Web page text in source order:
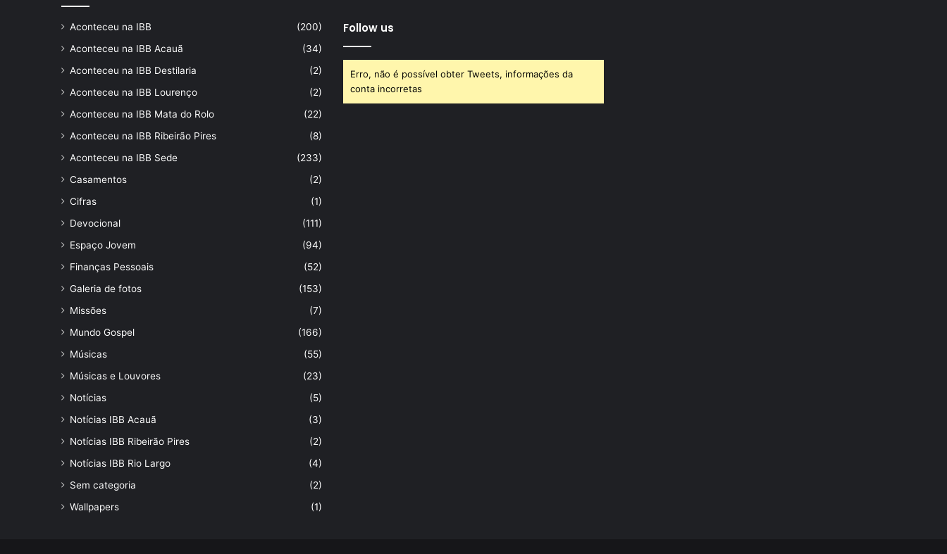
Aconteceu na IBB
(200)
Aconteceu na IBB Acauã
(34)
Aconteceu na IBB Destilaria
(2)
Aconteceu na IBB Lourenço
(2)
Aconteceu na IBB Mata do Rolo
(22)
Aconteceu na IBB Ribeirão Pires
(8)
Aconteceu na IBB Sede
(233)
Casamentos
(2)
Cifras
(1)
Devocional
(111)
Espaço Jovem
(94)
Finanças Pessoais
(52)
Galeria de fotos
(153)
Missões
(7)
Mundo Gospel
(166)
Músicas
(55)
Músicas e Louvores
(23)
Notícias
(5)
Notícias IBB Acauã
(3)
Notícias IBB Ribeirão Pires
(2)
Notícias IBB Rio Largo
(4)
Sem categoria
(2)
Wallpapers
(1)
Follow us
Erro, não é possível obter Tweets, informações da
conta incorretas